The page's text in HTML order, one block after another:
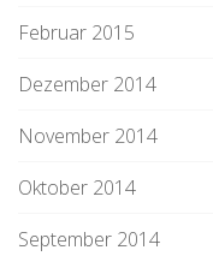
Februar 2015
Dezember 2014
November 2014
Oktober 2014
September 2014